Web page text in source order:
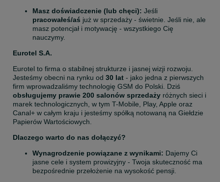
Masz doświadczenie (lub chęci):
pracowałeś/aś już w sprzedaży - świetnie. Jeśli nie, ale
masz potencjał i motywację - wszystkiego Cię
nauczymy.
Eurotel S.A.
Eurotel to firma o stabilnej strukturze i jasnej wizji rozwoju.
Jesteśmy obecni na rynku od 30 lat - jako jedna z pierwszych
obsługujemy prawie 200 salonów sprzedaży różnych sieci i
marek technologicznych, w tym T-Mobile, Play, Apple oraz
Canal+ w całym kraju i jesteśmy spółką notowaną na Giełdzie
Papierów Wartościowych.
Dlaczego warto do nas dołączyć?
Wynagrodzenie powiązane z wynikami: Dajemy Ci
jasne cele i system prowizyjny - Twoja skuteczność ma
bezpośrednie przełożenie na wysokość pensji.